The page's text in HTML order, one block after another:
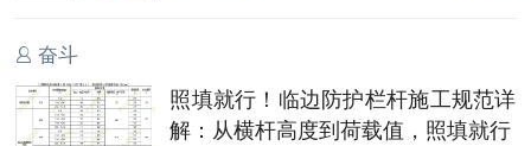
奋斗
照填就行！临边防护栏杆施工规范详
解：从横杆高度到荷载值，照填就行